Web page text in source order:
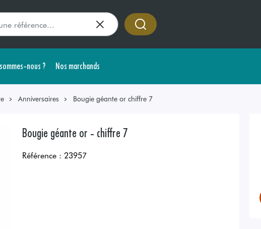
nous ? Nos marchands
Anniversaires Bougie géante or chiffre 7
Bougie géante or - chiffre 7
Référence : 23957